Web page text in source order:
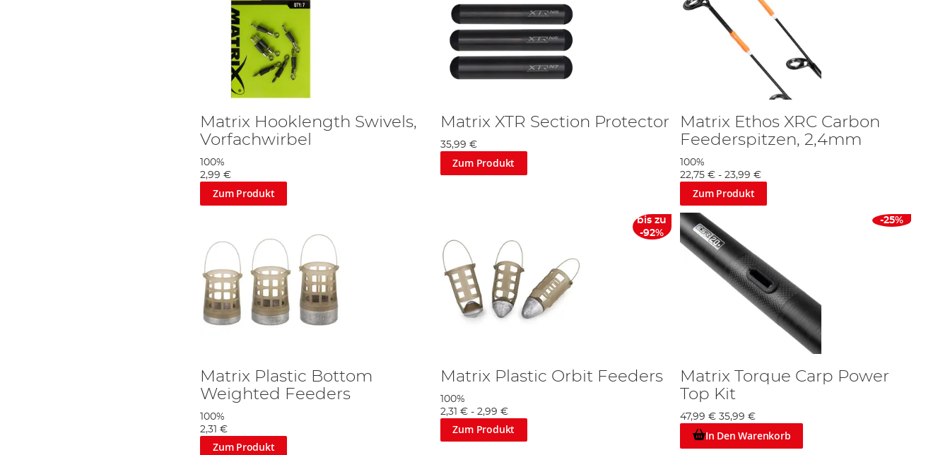
Matrix Hooklength Swivels,
Vorfachwirbel
100%
2,99 €
Zum Produkt
Matrix XTR Section Protector
35,99 €
Zum Produkt
Matrix Ethos XRC Carbon
Feederspitzen, 2,4mm
100%
22,75 € -23,99 €
Zum Produkt
Matrix Plastic Bottom
Weighted Feeders
100%
2,31 €
Zum Produkt
bis zu
-92%
Matrix Plastic Orbit Feeders
100%
2,31 €- 2,99 €
Zum Produkt
-25%
Matrix Torque Carp Power
Top Kit
47,99 € 35,99 €
In Den Warenkorb